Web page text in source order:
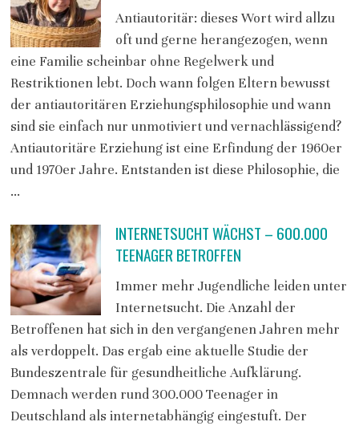
Antiautoritär: dieses Wort wird allzu
oft und gerne herangezogen, wenn
eine Familie scheinbar ohne Regelwerk und
Restriktionen lebt. Doch wann folgen Eltern bewusst
der antiautoritären Erziehungsphilosophie und wann
sind sie einfach nur unmotiviert und vernachlässigend?
Antiautoritäre Erziehung ist eine Erfindung der 1960er
und 1970er Jahre. Entstanden ist diese Philosophie, die
…
INTERNETSUCHT WÄCHST – 600.000
TEENAGER BETROFFEN
Immer mehr Jugendliche leiden unter
Internetsucht. Die Anzahl der
Betroffenen hat sich in den vergangenen Jahren mehr
als verdoppelt. Das ergab eine aktuelle Studie der
Bundeszentrale für gesundheitliche Aufklärung.
Demnach werden rund 300.000 Teenager in
Deutschland als internetabhängig eingestuft. Der